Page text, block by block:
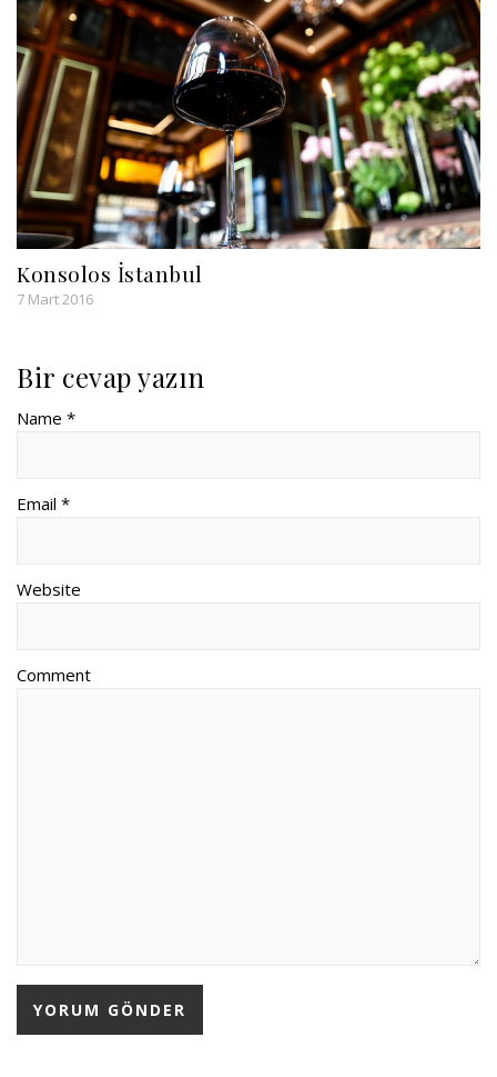
Konsolos İstanbul
7 Mart 2016
Bir cevap yazın
Name *
Email *
Website
Comment